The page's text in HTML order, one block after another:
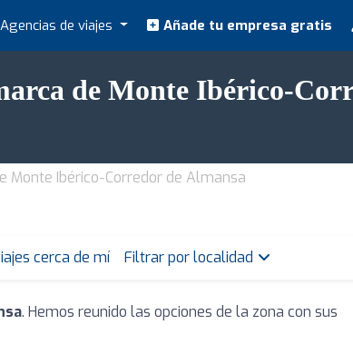
Agencias de viajes Añade tu empresa gratis
de Monte Ibérico-
Monte Ibérico-Corredor de Almansa
cerca de mí Filtrar por localidad
. Hemos reunido las opciones de la zona con sus